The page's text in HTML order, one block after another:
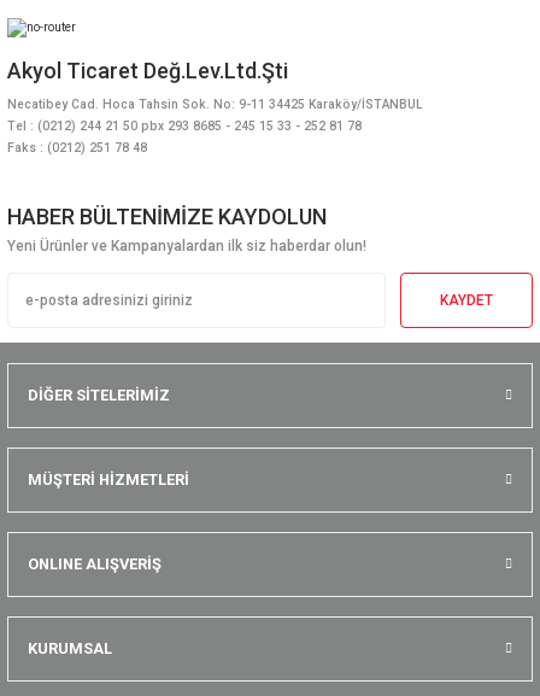
Akyol Ticaret Değ.Lev.Ltd.Şti
Necatibey Cad. Hoca Tahsin Sok. No: 9-11 34425 Karaköy/İSTANBUL
Tel : (0212) 244 21 50 pbx 293 8685 - 245 15 33 - 252 81 78
Faks : (0212) 251 78 48
HABER BÜLTENİMİZE KAYDOLUN
Yeni Ürünler ve Kampanyalardan ilk siz haberdar olun!
KAYDET
DİĞER SİTELERİMİZ
MÜŞTERİ HİZMETLERİ
ONLINE ALIŞVERİŞ
KURUMSAL